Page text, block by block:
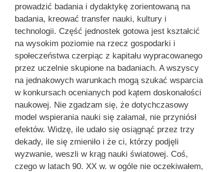
prowadzić badania i dydaktykę zorientowaną na
badania, kreować transfer nauki, kultury i
technologii. Część jednostek gotowa jest kształcić
na wysokim poziomie na rzecz gospodarki i
społeczeństwa czerpiąc z kapitału wypracowanego
przez uczelnie skupione na badaniach. A wszyscy
na jednakowych warunkach mogą szukać wsparcia
w konkursach ocenianych pod kątem doskonałości
naukowej. Nie zgadzam się, że dotychczasowy
model wspierania nauki się załamał, nie przyniósł
efektów. Widzę, ile udało się osiągnąć przez trzy
dekady, ile się zmieniło i że ci, którzy podjęli
wyzwanie, weszli w krąg nauki światowej. Coś,
czego w latach 90. XX w. w ogóle nie oczekiwałem,